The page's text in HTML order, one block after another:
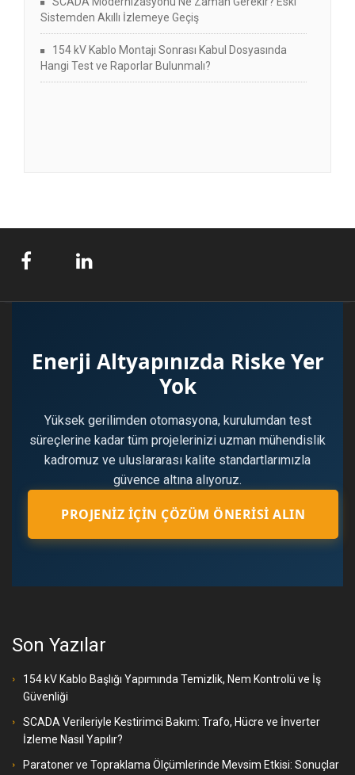
Sistemden Akıllı İzlemeye Geçiş
154 kV Kablo Montajı Sonrası Kabul Dosyasında
Hangi Test ve Raporlar Bulunmalı?
Enerji Altyapınızda Riske Yer
Yok
Yüksek gerilimden otomasyona, kurulumdan test
süreçlerine kadar tüm projelerinizi uzman mühendislik
kadromuz ve uluslararası kalite standartlarımızla
güvence altına alıyoruz.
PROJENIZ İÇIN ÇÖZÜM ÖNERISI ALIN
Son Yazılar
154 kV Kablo Başlığı Yapımında Temizlik, Nem Kontrolü ve İş
Güvenliği
SCADA Verileriyle Kestirimci Bakım: Trafo, Hücre ve İnverter
İzleme Nasıl Yapılır?
Paratoner ve Topraklama Ölçümlerinde Mevsim Etkisi: Sonuçlar